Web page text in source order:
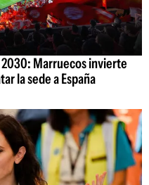
Marruecos invierte
la sede a España